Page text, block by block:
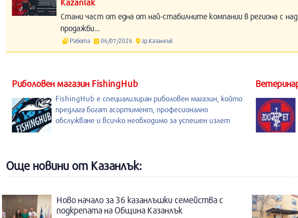
Kazanlak
Стани част от една от най-стабилните компании в региона с
продажби...
Работа 06/07/2026 гр.Казанлък
Риболовен магазин FishingHub
FishingHub е специализиран риболовен магазин, който
предлага богат асортимент, професионално
обслужване и всичко необходимо за успешен излет
Още новини от Казанлък:
Ново начало за 36 казанлъшки семейства с
подкрепата на Община Казанлък